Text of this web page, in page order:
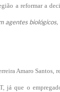
a reformar a
agentes
Amaro Santos,
já que o